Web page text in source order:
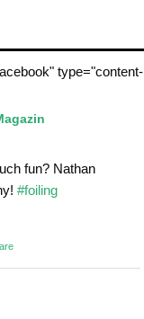
type="content-
fun? Nathan
#foiling